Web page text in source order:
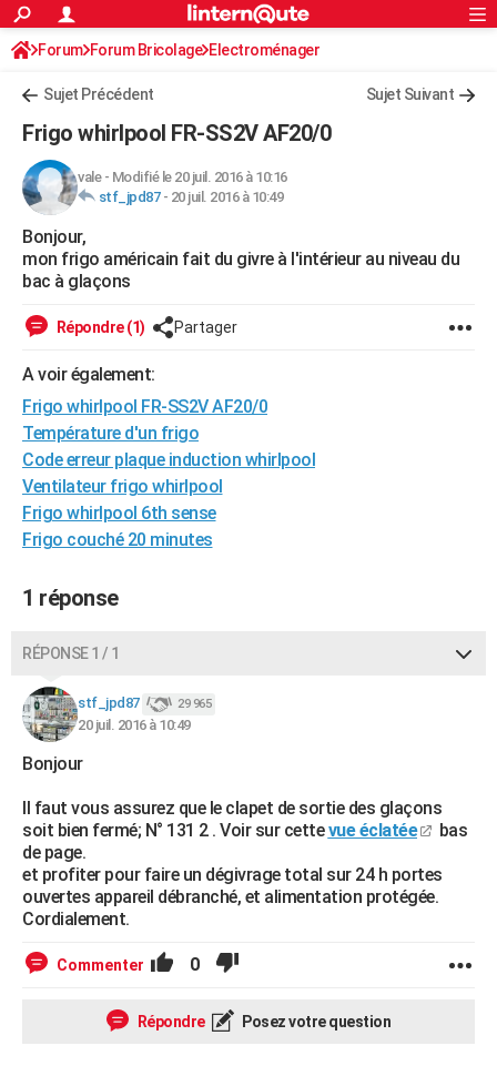
ACTUALITÉS
Politique
Société
Faits Divers
Education
Monde
Villes
+
FINANCE
Retraite
Impôts
Epargne
Immobilier
Risques naturels par ville
Banque
Assurance
Crédit
AUTO
Essais
Réserver un essai
Citadines
Berlines
SUV
Forum auto
+HIGH-TECH
Mobiles
Meilleur smartphone
Internet
Ordinateurs
Jeux vidéo
Guide high-tech
+
Forum
Aménagement intérieur
Extérieur
Cuisine
Salle de bains
Jardinage
Rangement
WEEK-END
Guides de France
Escapades
Patrimoine
Expositions
Musées
Week-end nature
+LIFESTYLE
Art de vivre
Bien-être
Loisirs
Mode
Modes de vie
SANTE
Alimentation
Guide de la santé
Maladies
Médicaments
Sommeil
VOYAGE
Destinations
City break
Voyage nature
Voyage de noces
Forum
Climat
+PHOTO
BONS PLANS
CARTE DE VOEUX
Carte de Noël
Carte Bonne année
Carte Saint-Valentin
Carte Pâques
Carte d'anniversaire
DICTIONNAIRE
Dictionnaire
Biographies
Citations
Expressions
Proverbes
S'inscrire
Se connecter
Lycées
Collèges
Primaires
Universités
Entreprises
Service militaire
Avis de recherche
AVIS DE DÉCÈS
FORUM
Bricolage
Lifestyle
Culture
Sport
Auto
Television
Voyage
Cinema
S'inscrire
Connexion
Forum Forum Bricolage Electroménager
Sujet Précédent Sujet Suivant
Frigo whirlpool FR-SS2V AF20/0
vale- Modifié le 20 juil. 2016 à 10:16
stf_jpd87- 20 juil. 2016 à 10:49
Bonjour,
mon frigo américain fait du givre à l'intérieur au niveau du
bac à glaçons
Répondre (1) Partager
A voir également:
Frigo whirlpool FR-SS2V AF20/0
Température d'un frigo
Code erreur plaque induction whirlpool
Ventilateur frigo whirlpool
Frigo whirlpool 6th sense
Frigo couché 20 minutes
1 réponse
RÉPONSE 1 / 1
stf_jpd87 29 965
20 juil. 2016 à 10:49
Bonjour
Il faut vous assurez que le clapet de sortie des glaçons
soit bien fermé; N° 131 2 . Voir sur cettevue éclatée
bas
de page.
et profiter pour faire un dégivrage total sur 24 h portes
ouvertes appareil débranché, et alimentation protégée.
Cordialement.
Commenter 0
Répondre Posez votre question